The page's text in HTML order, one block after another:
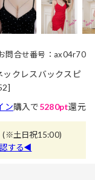
問合せ番号：ax04r70
ックレスバックスピ
ン購入で5280pt還元
(※土日祝15:00)
する◀